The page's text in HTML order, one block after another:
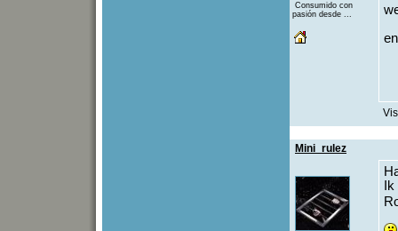
Consumido con
pasión desde ...
Mini_rulez